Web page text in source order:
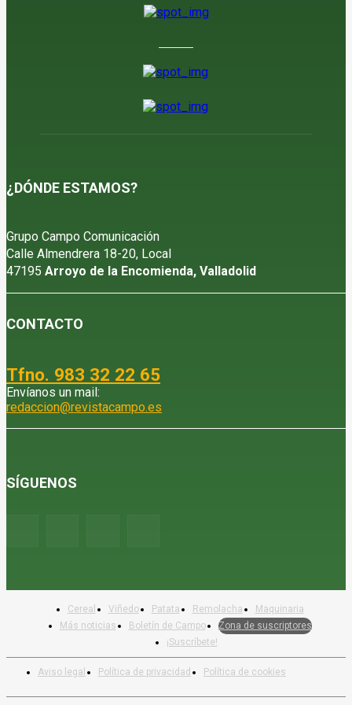
¿DÓNDE ESTAMOS?
Grupo Campo Comunicación
Calle Almendrera 18-20, Local
47195 Arroyo de la Encomienda, Valladolid
CONTACTO
Tfno. 983 32 22 65
Envíanos un mail:
redaccion@revistacampo.es
SÍGUENOS
Aviso legal Política de privacidad Política de cookies
Cereal Viñedo Patata Remolacha
Maquinaria
Más noticias
Boletín de Campo
Zona de suscriptores
¡Suscríbete!